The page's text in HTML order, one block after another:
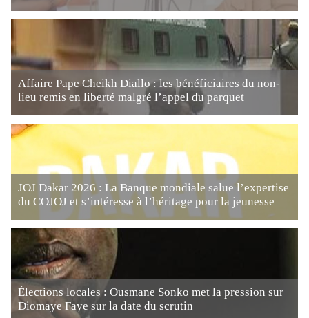
Affaire Pape Cheikh Diallo : les bénéficiaires du non-
lieu remis en liberté malgré l’appel du parquet
JOJ Dakar 2026 : La Banque mondiale salue l’expertise
du COJOJ et s’intéresse à l’héritage pour la jeunesse
Élections locales : Ousmane Sonko met la pression sur
Diomaye Faye sur la date du scrutin